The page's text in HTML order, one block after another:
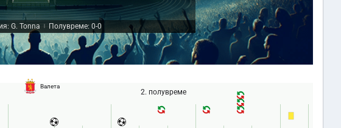
G. Tonna Полувреме: 0-0
Валета
2. полувреме